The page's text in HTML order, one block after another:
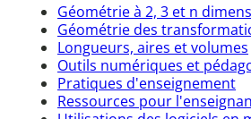
Géométrie à 2, 3 et n
Géométrie des
Longueurs, aires et volumes
Outils numériques et
Pratiques d'enseignement
Ressources pour